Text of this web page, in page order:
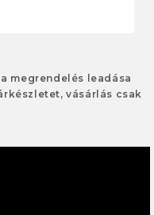
megrendelés leadása
vásárlás csak